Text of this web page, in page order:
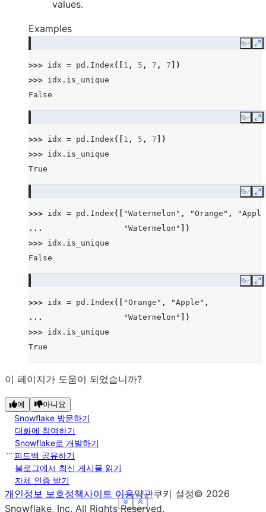
values.
Examples
Copy
>>> idx = pd . Index ([ 1 , 5 , 7 , 7 ])
>>> idx . is_unique
False
Show less
See more
Copy
>>> idx = pd . Index ([ 1 , 5 , 7 ])
>>> idx . is_unique
True
Show less
See more
Copy
>>> idx = pd . Index ([ "Watermelon" , "Orange" ,
...
"Watermelon"
])
>>> idx . is_unique
False
Show less
See more
Copy
>>> idx = pd . Index ([ "Orange" , "Apple" ,
...
"Watermelon"
])
>>> idx . is_unique
True
Show less
See more
이 페이지가 도움이 되었습니까?
예 아니요
Snowflake 방문하기
대화에 참여하기
Snowflake로 개발하기
피드백 공유하기
블로그에서 최신 게시물 읽기
자체 인증 받기
개인정보 보호정책사이트 이용약관쿠키 설정© 2026
Snowflake, Inc. All Rights Reserved.